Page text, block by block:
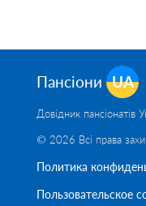
Пансіони UA
Довідник пансіонатів
© 2026 Всі права
Политика
Пользовательское